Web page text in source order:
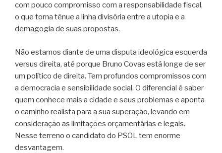
com pouco compromisso com a responsabilidade fiscal,
o que torna tênue a linha divisória entre a utopia e a
demagogia de suas propostas.
Não estamos diante de uma disputa ideológica esquerda
versus direita, até porque Bruno Covas está longe de ser
um político de direita. Tem profundos compromissos com
a democracia e sensibilidade social. O diferencial é saber
quem conhece mais a cidade e seus problemas e aponta
o caminho realista para a sua superação, levando em
consideração as limitações orçamentárias e legais.
Nesse terreno o candidato do PSOL tem enorme
desvantagem.